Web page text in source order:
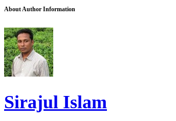
About Author Information
Sirajul Islam